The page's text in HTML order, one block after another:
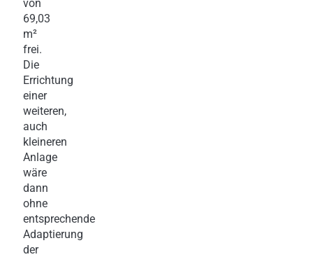
von
69,03
m²
frei.
Die
Errichtung
einer
weiteren,
auch
kleineren
Anlage
wäre
dann
ohne
entsprechende
Adaptierung
der